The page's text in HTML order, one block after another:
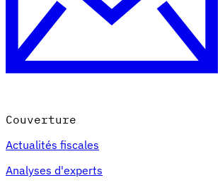
Couverture
Actualités fiscales
Analyses d'experts